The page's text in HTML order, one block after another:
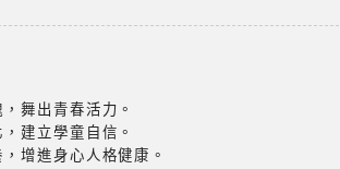
舞出青春活力。
建立學童自信。
增進身心人格健康。